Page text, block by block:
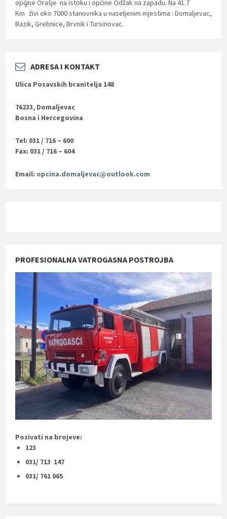
općine Orašje na istoku i općine Odžak na zapadu. Na 41.7
Km
2
živi oko 7000 stanovnika u naseljenim mjestima : Domaljevac,
Bazik, Grebnice, Brvnik i Tursinovac.
ADRESA I KONTAKT
Ulica Posavskih branitelja 148
76233, Domaljevac
Bosna i Hercegovina
Tel: 031 / 716 – 600
Fax: 031 / 716 – 604
Email: opcina.domaljevac@outlook.com
PROFESIONALNA VATROGASNA POSTROJBA
Pozivati na brojeve:
123
031/ 713 147
031/ 761 065